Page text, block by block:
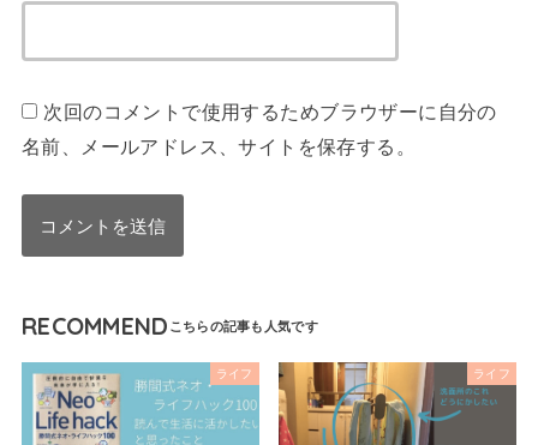
次回のコメントで使用するためブラウザーに自分の
名前、メールアドレス、サイトを保存する。
RECOMMEND
ライフ ライフ